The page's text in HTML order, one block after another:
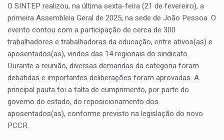
O SINTEP realizou, na última sexta-feira (21 de fevereiro), a
primeira Assembleia Geral de 2025, na sede de João Pessoa. O
evento contou com a participação de cerca de 300
trabalhadores e trabalhadoras da educação, entre ativos(as) e
aposentados(as), vindos das 14 regionais do sindicato.
Durante a reunião, diversas demandas da categoria foram
debatidas e importantes deliberações foram aprovadas. A
principal pauta foi a falta de cumprimento, por parte do
governo do estado, do reposicionamento dos
aposentados(as), conforme previsto na legislação do novo
PCCR.